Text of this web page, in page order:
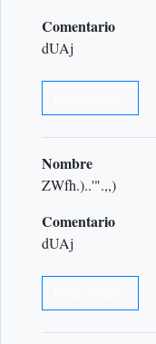
Comentario
dUAj
Nombre
ZWfh.)..'".,,)
Comentario
dUAj